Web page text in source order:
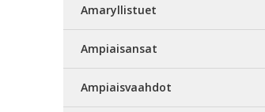
Amaryllistuet
Ampiaisansat
Ampiaisvaahdot